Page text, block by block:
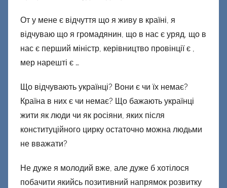
От у мене є відчуття що я живу в країні, я
відчуваю що я громадянин, що в нас є уряд, що в
нас є перший міністр, керівництво провінції є ,
мер нарешті є …
Що відчувають українці? Вони є чи їх немає?
Країна в них є чи немає? Що бажають українці
жити як люди чи як росіяни, яких після
конституційного цирку остаточно можна людьми
не вважати?
Не дуже я молодий вже, але дуже б хотілося
побачити якийсь позитивний напрямок розвитку